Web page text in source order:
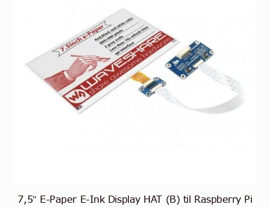
7,5″ E-Paper E-Ink Display HAT (B) til Raspberry Pi